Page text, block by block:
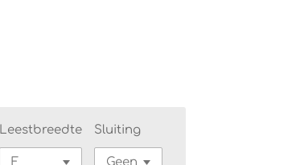
Leestbreedte Sluiting